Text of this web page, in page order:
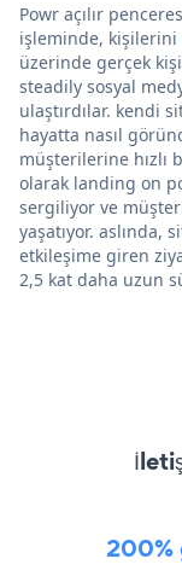
Powr açılır
işleminde, kişilerini
üzerinde gerçek
steadily sosyal
ulaştırdılar. kendi
hayatta nasıl
müşterilerine hızlı
olarak landing on
sergiliyor ve
yaşatıyor. aslında,
etkileşime giren
2,5 kat daha uzun
200%